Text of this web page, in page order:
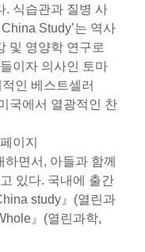
. 식습관과 질병 사
Study’는 역사
및 영양학 연구로
이자 의사인 토마
인 베스트셀러
국에서 열광적인 찬
이지
면서, 아들과 함께
있다. 국내에 출간
study』(열린과
』(열린과학,